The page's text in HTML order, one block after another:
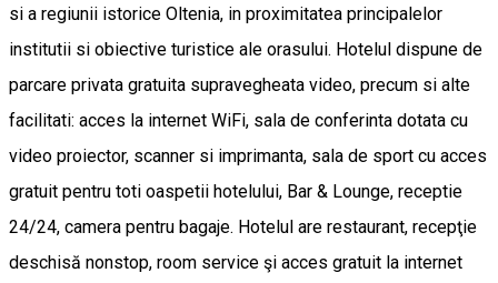
si a regiunii istorice Oltenia, in proximitatea principalelor
institutii si obiective turistice ale orasului. Hotelul dispune de
parcare privata gratuita supravegheata video, precum si alte
facilitati: acces la internet WiFi, sala de conferinta dotata cu
video proiector, scanner si imprimanta, sala de sport cu acces
gratuit pentru toti oaspetii hotelului, Bar & Lounge, receptie
24/24, camera pentru bagaje. Hotelul are restaurant, recepţie
deschisă nonstop, room service şi acces gratuit la internet